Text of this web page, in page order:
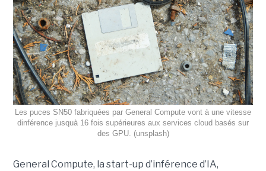
Les puces SN50 fabriquées par General Compute vont à une vitesse
dinférence jusquà 16 fois supérieures aux services cloud basés sur
des GPU. (unsplash)
General Compute, la start-up d’inférence d’IA,